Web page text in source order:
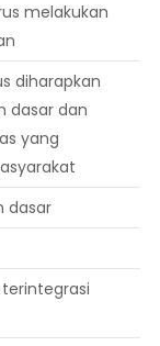
melakukan
diharapkan
dasar dan
yang
dasar
terintegrasi